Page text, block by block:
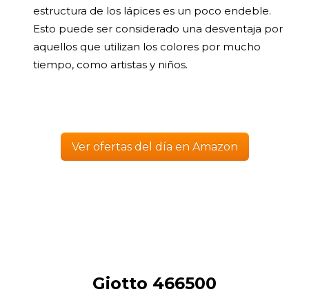
estructura de los lápices es un poco endeble.
Esto puede ser considerado una desventaja por
aquellos que utilizan los colores por mucho
tiempo, como artistas y niños.
Ver ofertas del día en Amazon
Giotto 466500